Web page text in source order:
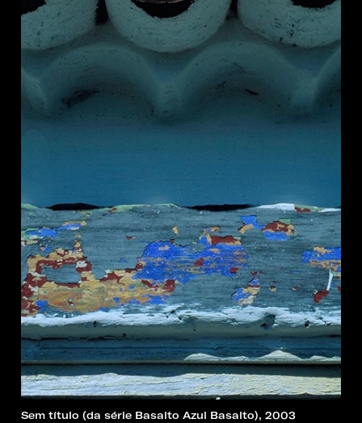
Sem título (da série Basalto Azul Basalto), 2003